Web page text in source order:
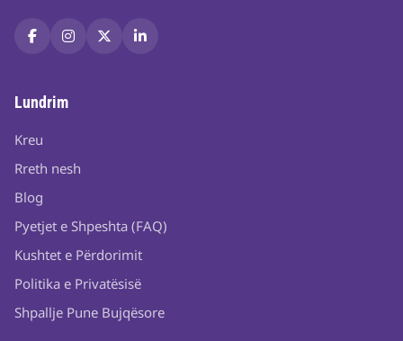
Lundrim
Kreu
Rreth nesh
Blog
Pyetjet e Shpeshta (FAQ)
Kushtet e Përdorimit
Politika e Privatësisë
Shpallje Pune Bujqësore